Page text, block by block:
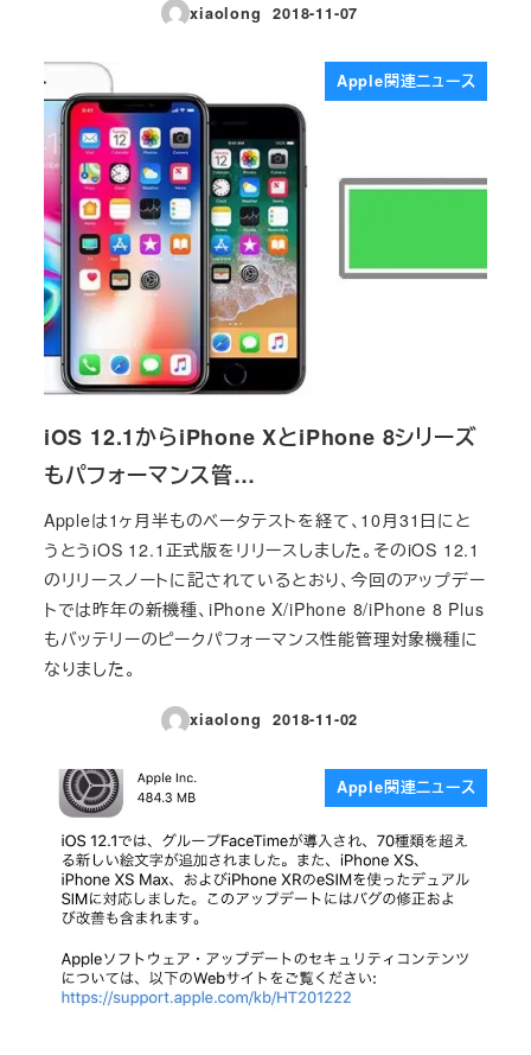
xiaolong
投稿日
2018-11-07
Apple関連ニュース
iOS 12.1からiPhone XとiPhone 8シリーズ
もパフォーマンス管…
Appleは1ヶ月半ものベータテストを経て、10月31日にと
うとうiOS 12.1正式版をリリースしました。そのiOS 12.1
のリリースノートに記されているとおり、今回のアップデー
トでは昨年の新機種、iPhone X/iPhone 8/iPhone 8 Plus
もバッテリーのピークパフォーマンス性能管理対象機種に
なりました。
xiaolong
投稿日
2018-11-02
Apple関連ニュース